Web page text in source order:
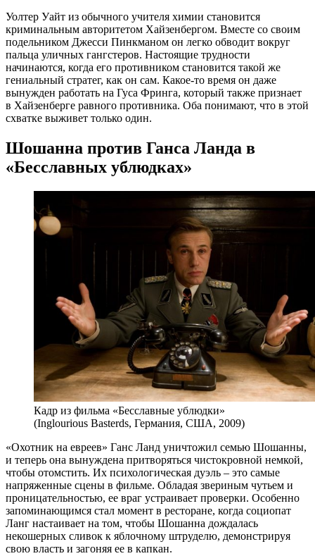
Уолтер Уайт из обычного учителя химии становится
криминальным авторитетом Хайзенбергом. Вместе со своим
подельником Джесси Пинкманом он легко обводит вокруг
пальца уличных гангстеров. Настоящие трудности
начинаются, когда его противником становится такой же
гениальный стратег, как он сам. Какое-то время он даже
вынужден работать на Гуса Фринга, который также признает
в Хайзенберге равного противника. Оба понимают, что в этой
схватке выживет только один.
Шошанна против Ганса Ланда в
«Бесславных ублюдках»
Кадр из фильма «Бесславные ублюдки»
(Inglourious Basterds, Германия, США, 2009)
«Охотник на евреев» Ганс Ланд уничтожил семью Шошанны,
и теперь она вынуждена притворяться чистокровной немкой,
чтобы отомстить. Их психологическая дуэль – это самые
напряженные сцены в фильме. Обладая звериным чутьем и
проницательностью, ее враг устраивает проверки. Особенно
запоминающимся стал момент в ресторане, когда социопат
Ланг настаивает на том, чтобы Шошанна дождалась
некошерных сливок к яблочному штруделю, демонстрируя
свою власть и загоняя ее в капкан.